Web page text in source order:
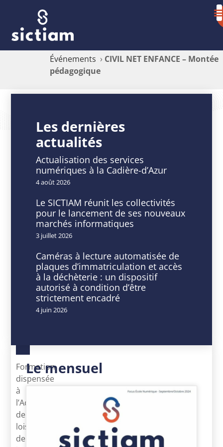
Événements › CIVIL NET ENFANCE – Montée
pédagogique
NET
ENFANCE
Montée
pédagogique
DATE
19
Avr
2024
Expiré!
HEURE
9
h
00
min
-
16
min
Formation
dispensée
à
l’Accueil
de
loisirs
de
Les dernières
actualités
Actualisation des services
numériques à la Cadière-d’Azur
4 août 2026
Le SICTIAM réunit les collectivités
pour le lancement de ses nouveaux
marchés informatiques
3 juillet 2026
Caméras à lecture automatisée de
plaques d’immatriculation et accès
à la déchèterie : un dispositif
autorisé à condition d’être
strictement encadré
4 juin 2026
Le mensuel